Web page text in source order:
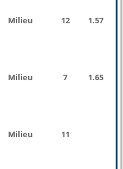
Milieu 12 1.57
Milieu 7 1.65
Milieu 11